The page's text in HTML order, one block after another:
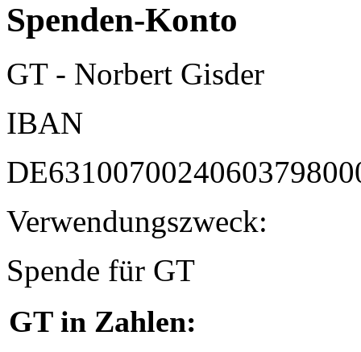
Spenden-Konto
GT - Norbert Gisder
IBAN
Verwendungszweck:
Spende für GT
GT in Zahlen: